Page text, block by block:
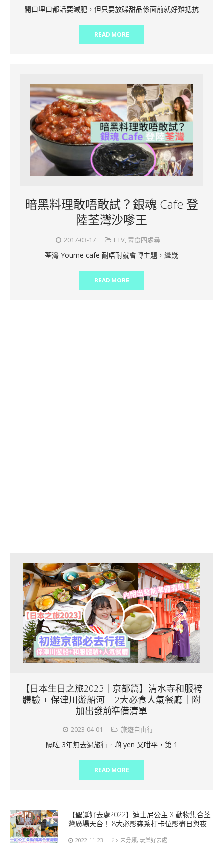
開口埋口都話要減肥，但只要放碟甜品係面前就好難抵抗
READ MORE
暗黑料理敢唔敢試？銀魂 Cafe 登
陸荃灣沙嗲王
2017-03-17 ETV, 胃食四處尋
荃灣 Youme cafe 耐唔耐就會轉主題，繼幾
READ MORE
【日本生日之旅2023｜京都篇】清水寺和服袴
體驗 + 保津川遊船河 + 2大必食人氣餐廳｜附
加出發前準備清單
2023-04-01 旅遊自由行
隔咗 3年無去過旅行，啲 yen 又咁平，第 1
READ MORE
【聖誕好去處2022】迪士尼公主 X 動物集合荃
灣廣場天台！ 8大必影森系打卡位影盡日與夜
2022-11-23 未分類, 玩樂好去處